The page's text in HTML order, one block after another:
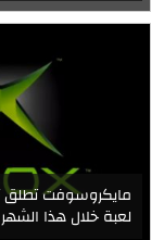
لعبة خلال هذا الشهر